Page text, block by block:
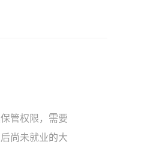
管权限，需要
尚未就业的大